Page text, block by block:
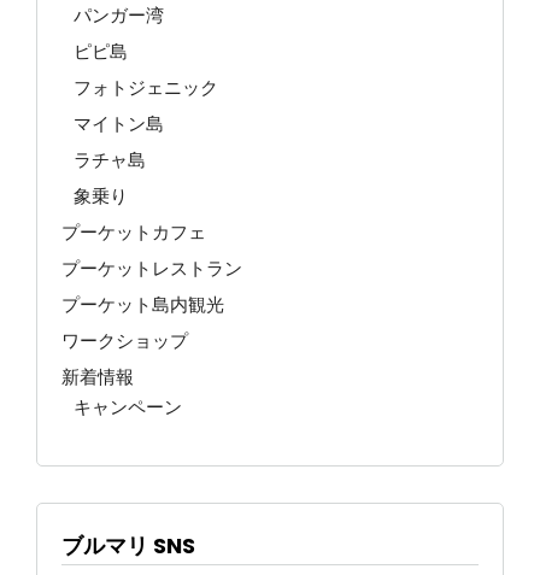
パンガー湾
ピピ島
フォトジェニック
マイトン島
ラチャ島
象乗り
プーケットカフェ
プーケットレストラン
プーケット島内観光
ワークショップ
新着情報
キャンペーン
ブルマリ SNS